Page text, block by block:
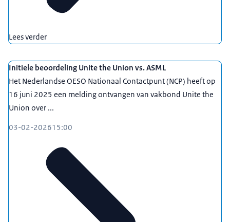
Lees verder
Initiele beoordeling Unite the Union vs. ASML
Het Nederlandse OESO Nationaal Contactpunt (NCP) heeft op
16 juni 2025 een melding ontvangen van vakbond Unite the
Union over ...
03-02-202615:00